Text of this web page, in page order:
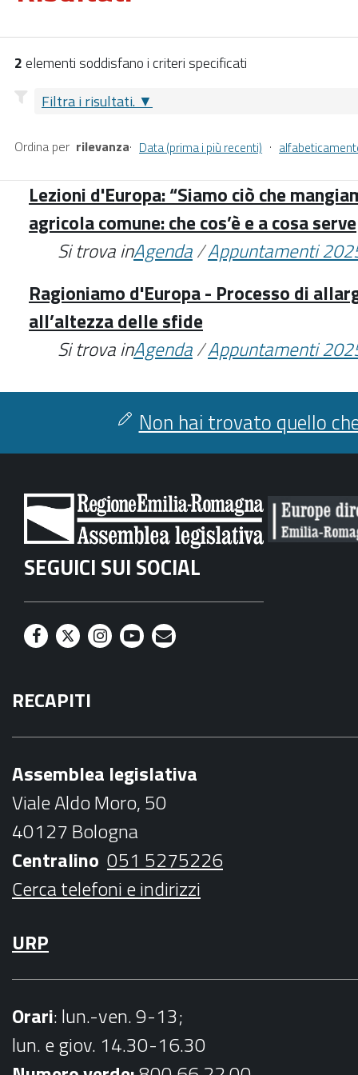
2elementi soddisfano i criteri specificati
Filtra i risultati.
Ordina per rilevanza· Data (prima i più recenti) ·
Lezioni d'Europa: “Siamo ciò che
agricola comune: che cos’è e a cosa serve
Si trova inAgenda/Appuntamenti
Ragioniamo d'Europa - Processo di
all’altezza delle sfide
Si trova inAgenda/Appuntamenti
Non hai trovato quello
SEGUICI SUI SOCIAL
F
c
e
o
k
T
i
t
r
I
t
r
a
m
Y
t
b
e
M
l
RECAPITI
Assemblea legislativa
Viale Aldo Moro, 50
40127 Bologna
Centralino 051 5275226
Cerca telefoni e indirizzi
URP
Orari: lun.-ven. 9-13;
lun. e giov. 14.30-16.30